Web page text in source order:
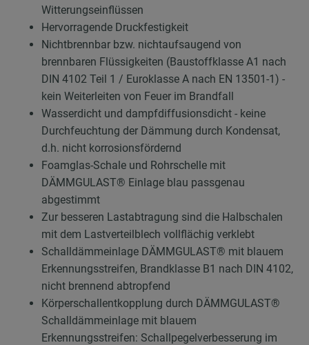
Witterungseinflüssen
Hervorragende Druckfestigkeit
Nichtbrennbar bzw. nichtaufsaugend von
brennbaren Flüssigkeiten (Baustoffklasse A1 nach
DIN 4102 Teil 1 / Euroklasse A nach EN 13501-1) -
kein Weiterleiten von Feuer im Brandfall
Wasserdicht und dampfdiffusionsdicht - keine
Durchfeuchtung der Dämmung durch Kondensat,
d.h. nicht korrosionsfördernd
Foamglas-Schale und Rohrschelle mit
DÄMMGULAST® Einlage blau passgenau
abgestimmt
Zur besseren Lastabtragung sind die Halbschalen
mit dem Lastverteilblech vollflächig verklebt
Schalldämmeinlage DÄMMGULAST® mit blauem
Erkennungsstreifen, Brandklasse B1 nach DIN 4102,
nicht brennend abtropfend
Körperschallentkopplung durch DÄMMGULAST®
Schalldämmeinlage mit blauem
Erkennungsstreifen: Schallpegelverbesserung im